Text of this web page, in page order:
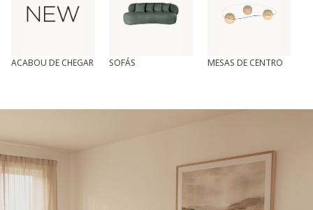
ACABOU DE CHEGAR SOFÁS MESAS DE CENTRO